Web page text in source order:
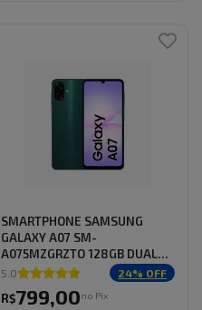
SMARTPHONE SAMSUNG
GALAXY A07 SM-
A075MZGRZTO 128GB DUAL
CHIP A...
5.0 24% OFF
R$799,00no Pix